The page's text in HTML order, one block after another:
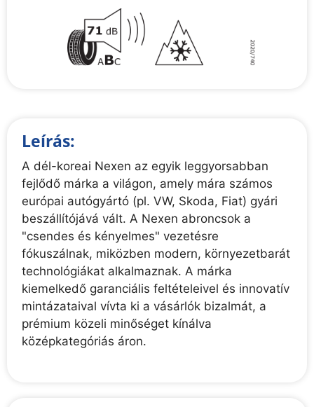
Leírás:
A dél-koreai Nexen az egyik leggyorsabban
fejlődő márka a világon, amely mára számos
európai autógyártó (pl. VW, Skoda, Fiat) gyári
beszállítójává vált. A Nexen abroncsok a
"csendes és kényelmes" vezetésre
fókuszálnak, miközben modern, környezetbarát
technológiákat alkalmaznak. A márka
kiemelkedő garanciális feltételeivel és innovatív
mintázataival vívta ki a vásárlók bizalmát, a
prémium közeli minőséget kínálva
középkategóriás áron.